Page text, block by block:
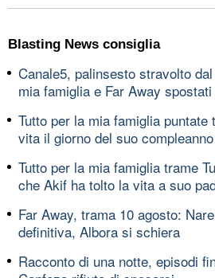
Blasting News consiglia
Canale5, palinsesto stravolto
mia famiglia e Far Away spostati
Tutto per la mia famiglia
vita il giorno del suo compleanno
Tutto per la mia famiglia trame
che Akif ha tolto la vita a suo
Far Away, trama 10 agosto:
definitiva, Albora si schiera
Racconto di una notte, episodi